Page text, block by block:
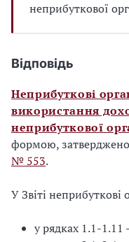
неприбуткової
Відповідь
Неприбуткові
використання
неприбуткової
формою,
№ 553.
У Звіті неприбуткові
у рядках 1.1-